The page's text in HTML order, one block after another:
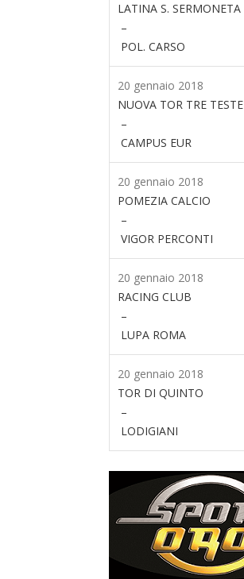
LATINA S. SERMONETA
–
POL. CARSO
20 gennaio 2018
NUOVA TOR TRE TESTE
–
CAMPUS EUR
20 gennaio 2018
POMEZIA CALCIO
–
VIGOR PERCONTI
20 gennaio 2018
RACING CLUB
–
LUPA ROMA
20 gennaio 2018
TOR DI QUINTO
–
LODIGIANI